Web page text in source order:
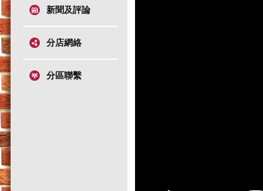
新聞及評論
分店網絡
分區聯繫